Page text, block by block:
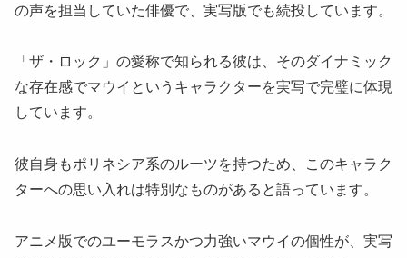
の声を担当していた俳優で、実写版でも続投しています。
「ザ・ロック」の愛称で知られる彼は、そのダイナミック
な存在感でマウイというキャラクターを実写で完璧に体現
しています。
彼自身もポリネシア系のルーツを持つため、このキャラク
ターへの思い入れは特別なものがあると語っています。
アニメ版でのユーモラスかつ力強いマウイの個性が、実写